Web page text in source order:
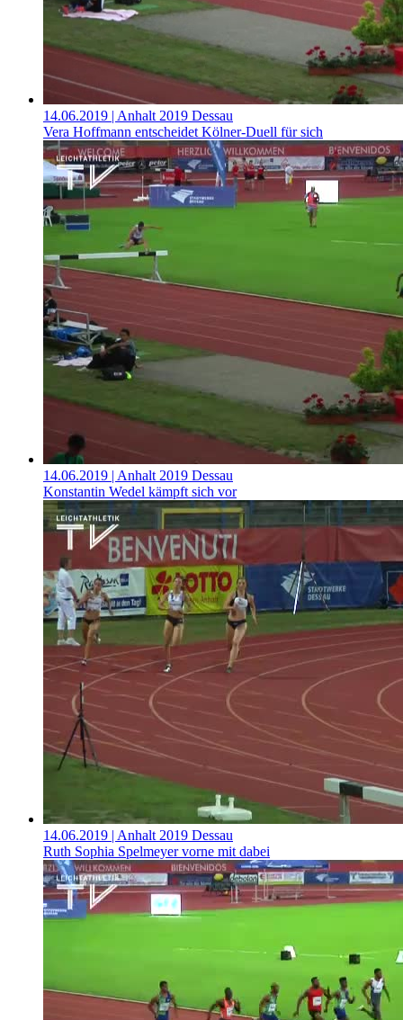
14.06.2019 | Anhalt 2019 Dessau
Vera Hoffmann entscheidet Kölner-Duell für sich
14.06.2019 | Anhalt 2019 Dessau
Konstantin Wedel kämpft sich vor
14.06.2019 | Anhalt 2019 Dessau
Ruth Sophia Spelmeyer vorne mit dabei